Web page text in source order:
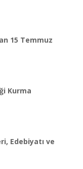
15 Temmuz
Kurma
Edebiyatı ve